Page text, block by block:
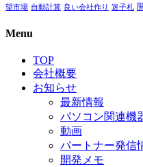
望市場 自動計算 良い会社作り 迷子札
Menu
TOP
会社概要
お知らせ
最新情報
パソコン関連機
動画
パートナー発信
開発メモ